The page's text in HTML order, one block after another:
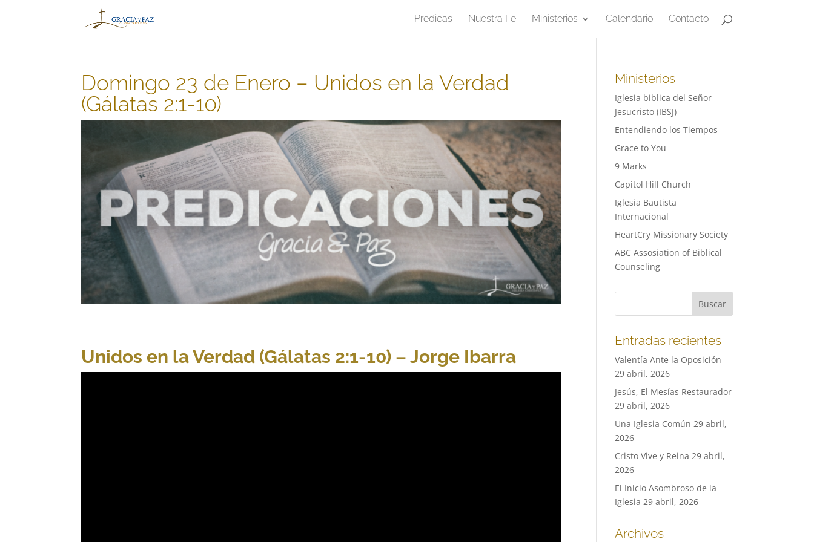
Predicas Nuestra Fe Ministerios Calendario Contacto
Domingo 23 de Enero – Unidos en la Verdad
(Gálatas 2:1-10)
Unidos en la Verdad (Gálatas 2:1-10) – Jorge Ibarra
Ministerios
Iglesia biblica del Señor
Jesucristo (IBSJ)
Entendiendo los Tiempos
Grace to You
9 Marks
Capitol Hill Church
Iglesia Bautista
Internacional
HeartCry Missionary Society
ABC Assosiation of Biblical
Counseling
Entradas recientes
Valentía Ante la Oposición
29 abril, 2026
Jesús, El Mesías Restaurador
29 abril, 2026
Una Iglesia Común 29 abril,
2026
Cristo Vive y Reina 29 abril,
2026
El Inicio Asombroso de la
Iglesia 29 abril, 2026
Archivos